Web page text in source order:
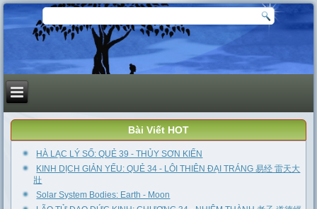
Bài Viết HOT
HÀ LẠC LÝ SỐ: QUẺ 39 - THỦY SƠN KIỂN
KINH DỊCH GIẢN YẾU: QUẺ 34 - LÔI THIÊN ĐẠI TRÁNG 易经 雷天大
壯
Solar System Bodies: Earth - Moon